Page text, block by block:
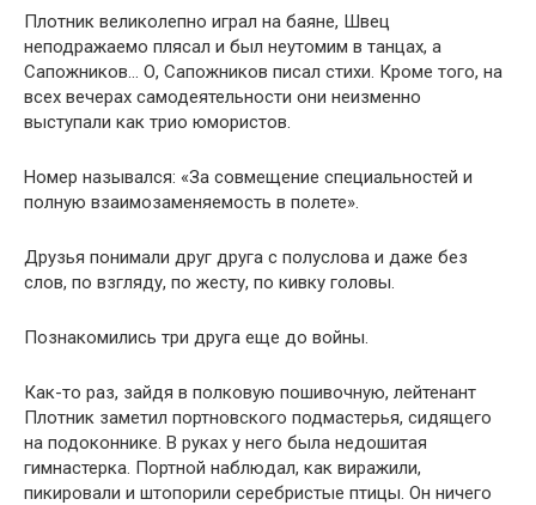
Плотник великолепно играл на баяне, Швец
неподражаемо плясал и был неутомим в танцах, а
Сапожников… О, Сапожников писал стихи. Кроме того, на
всех вечерах самодеятельности они неизменно
выступали как трио юмористов.
Номер назывался: «За совмещение специальностей и
полную взаимозаменяемость в полете».
Друзья понимали друг друга с полуслова и даже без
слов, по взгляду, по жесту, по кивку головы.
Познакомились три друга еще до войны.
Как-то раз, зайдя в полковую пошивочную, лейтенант
Плотник заметил портновского подмастерья, сидящего
на подоконнике. В руках у него была недошитая
гимнастерка. Портной наблюдал, как виражили,
пикировали и штопорили серебристые птицы. Он ничего